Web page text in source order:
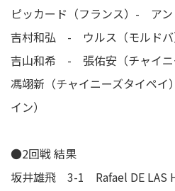
ピッカード（フランス）- アン
吉村和弘 - ウルス（モルドバ
吉山和希 - 張佑安（チャイニ
馮翊新（チャイニーズタイペ
イン）
●2回戦 結果
坂井雄飛 3-1 Rafael DE LAS